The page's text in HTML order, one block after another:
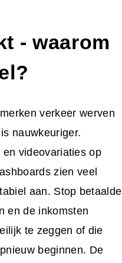
- waarom
verkeer werven
nauwkeuriger.
videovariaties op
zien veel
aan. Stop betaalde
en de inkomsten
te zeggen of die
beginnen. De